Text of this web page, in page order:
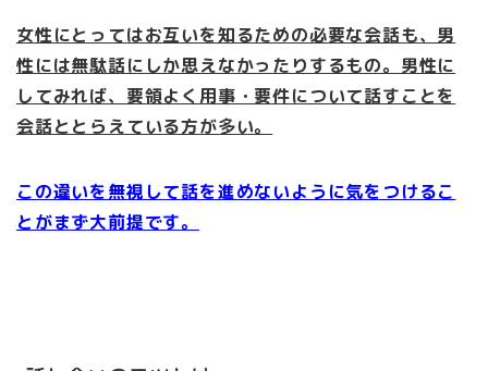
女性にとってはお互いを知るための必要な会話も、男
性には無駄話にしか思えなかったりするもの。男性に
してみれば、要領よく用事・要件について話すことを
会話ととらえている方が多い。
この違いを無視して話を進めないように気をつけるこ
とがまず大前提です。